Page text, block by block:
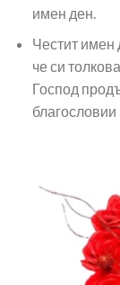
имен ден.
Честит имен
че си
Господ